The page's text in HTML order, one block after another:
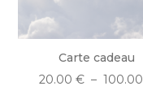
Carte cadeau
20.00 € – 100.00